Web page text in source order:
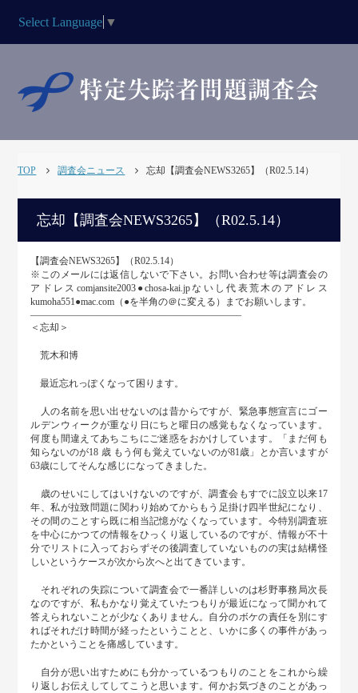
Select Language ▼
TOP 調査会ニュース 忘却【調査会NEWS3265】（R02.5.14）
忘却【調査会NEWS3265】（R02.5.14）
【調査会NEWS3265】（R02.5.14）
※このメールには返信しないで下さい。お問い合わせ等は調査会の
アドレスcomjansite2003●chosa-kai.jpないし代表荒木のアドレス
kumoha551●mac.com（●を半角の＠に変える）までお願いします。
――――――――――――――――――――――
＜忘却＞
荒木和博
最近忘れっぽくなって困ります。
人の名前を思い出せないのは昔からですが、緊急事態宣言にゴー
ルデンウィークが重なり日にちと曜日の感覚もなくなっています。
何度も間違えてあちこちにご迷惑をおかけしています。「まだ何も
知らないのが18 歳 もう何も覚えていないのが81歳」とか言いますが
63歳にしてそんな感じになってきました。
歳のせいにしてはいけないのですが、調査会もすでに設立以来17
年、私が拉致問題に関わり始めてからもう足掛け四半世紀になり、
その間のことすら既に相当記憶がなくなっています。今特別調査班
を中心にかつての情報をひっくり返しているのですが、情報が不十
分でリストに入っておらずその後調査していないものの実は結構怪
しいというケースが次から次へと出てきています。
それぞれの失踪について調査会で一番詳しいのは杉野事務局次長
なのですが、私もかなり覚えていたつもりが最近になって聞かれて
答えられないことが少なくありません。自分のボケの責任を別にす
ればそれだけ時間が経ったということと、いかに多くの事件があっ
たかということを痛感しています。
自分が思い出すためにも分かっているつもりのことをこれから繰
り返しお伝えしてしてこうと思います。何かお気づきのことがあっ